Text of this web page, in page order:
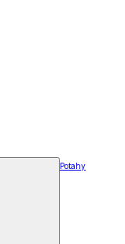
Potahy